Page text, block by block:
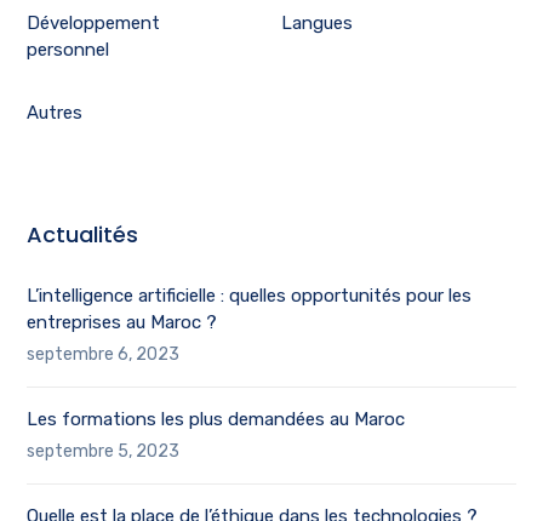
Développement
personnel
Langues
Autres
Actualités
L’intelligence artificielle : quelles opportunités pour les
entreprises au Maroc ?
septembre 6, 2023
Les formations les plus demandées au Maroc
septembre 5, 2023